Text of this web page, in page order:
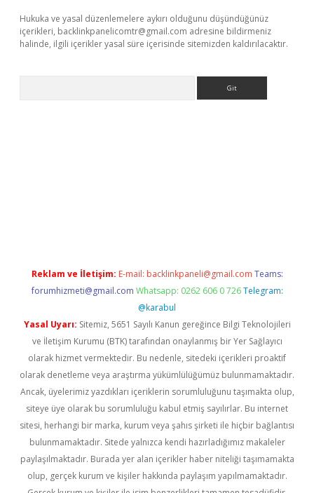
Hukuka ve yasal düzenlemelere aykırı olduğunu düşündüğünüz
içerikleri, backlinkpanelicomtr@gmail.com adresine bildirmeniz
halinde, ilgili içerikler yasal süre içerisinde sitemizden kaldırılacaktır.
Reklam ve İletişim: E-mail: backlinkpaneli@gmail.com Teams:
forumhizmeti@gmail.com Whatsapp: 0262 606 0 726 Telegram:
@karabul
Yasal Uyarı: Sitemiz, 5651 Sayılı Kanun gereğince Bilgi Teknolojileri
ve İletişim Kurumu (BTK) tarafından onaylanmış bir Yer Sağlayıcı
olarak hizmet vermektedir. Bu nedenle, sitedeki içerikleri proaktif
olarak denetleme veya araştırma yükümlülüğümüz bulunmamaktadır.
Ancak, üyelerimiz yazdıkları içeriklerin sorumluluğunu taşımakta olup,
siteye üye olarak bu sorumluluğu kabul etmiş sayılırlar. Bu internet
sitesi, herhangi bir marka, kurum veya şahıs şirketi ile hiçbir bağlantısı
bulunmamaktadır. Sitede yalnızca kendi hazırladığımız makaleler
paylaşılmaktadır. Burada yer alan içerikler haber niteliği taşımamakta
olup, gerçek kurum ve kişiler hakkında paylaşım yapılmamaktadır.